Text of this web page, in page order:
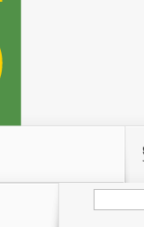
Zoeken